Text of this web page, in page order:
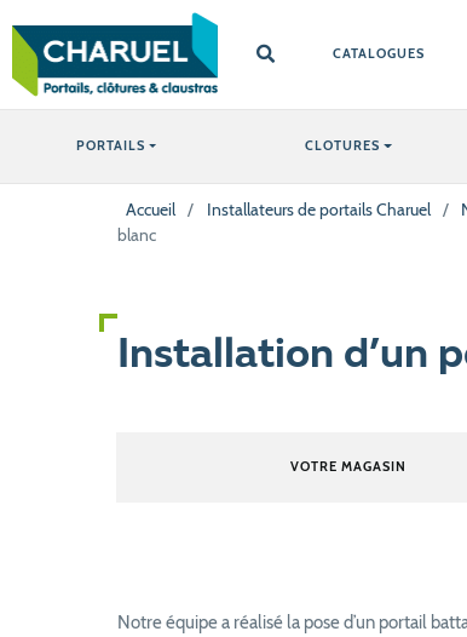
CATALOGUES
PORTAILS CLOTURES
Accueil / Installateurs de portails Charuel /
blanc
Installation d’un
VOTRE MAGASIN
Notre équipe a réalisé la pose d’un portail